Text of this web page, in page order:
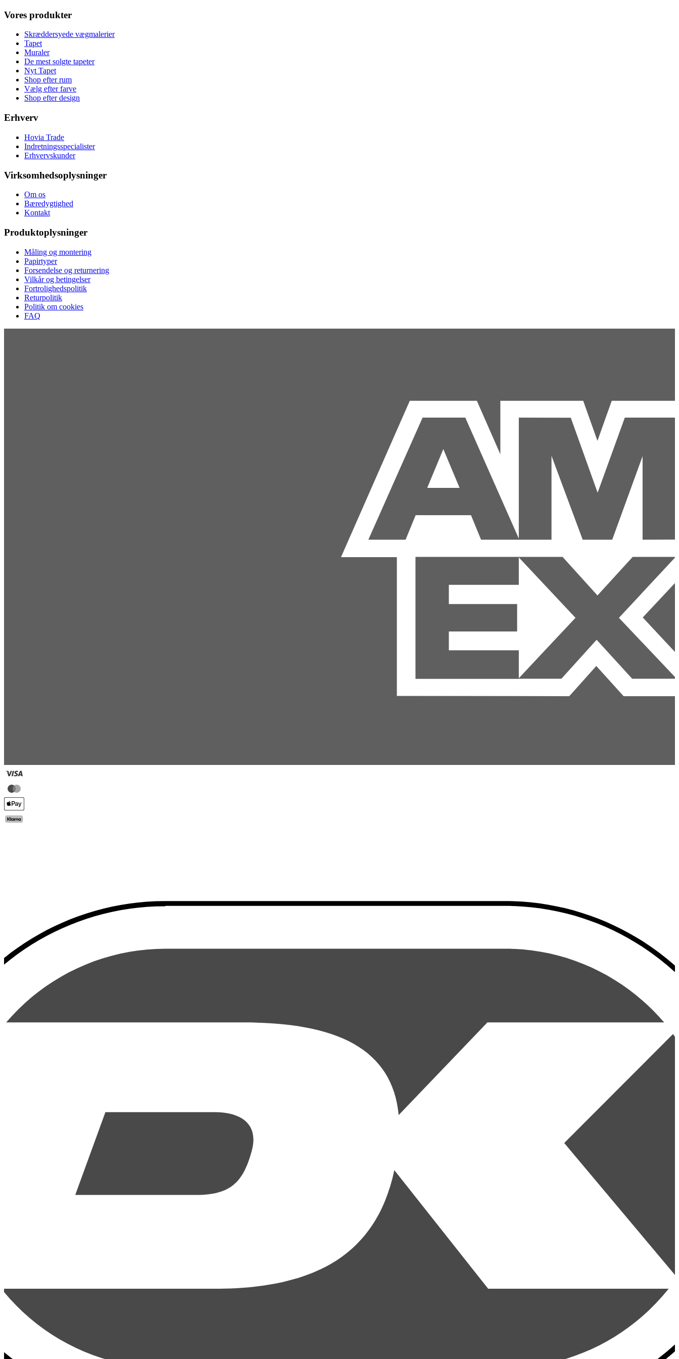
Vores produkter
Skræddersyede vægmalerier
Tapet
Muraler
De mest solgte tapeter
Nyt Tapet
Shop efter rum
Vælg efter farve
Shop efter design
Erhverv
Hovia Trade
Indretningsspecialister
Erhvervskunder
Virksomhedsoplysninger
Om os
Bæredygtighed
Kontakt
Produktoplysninger
Måling og montering
Papirtyper
Forsendelse og returnering
Vilkår og betingelser
Fortrolighedspolitik
Returpolitik
Politik om cookies
FAQ